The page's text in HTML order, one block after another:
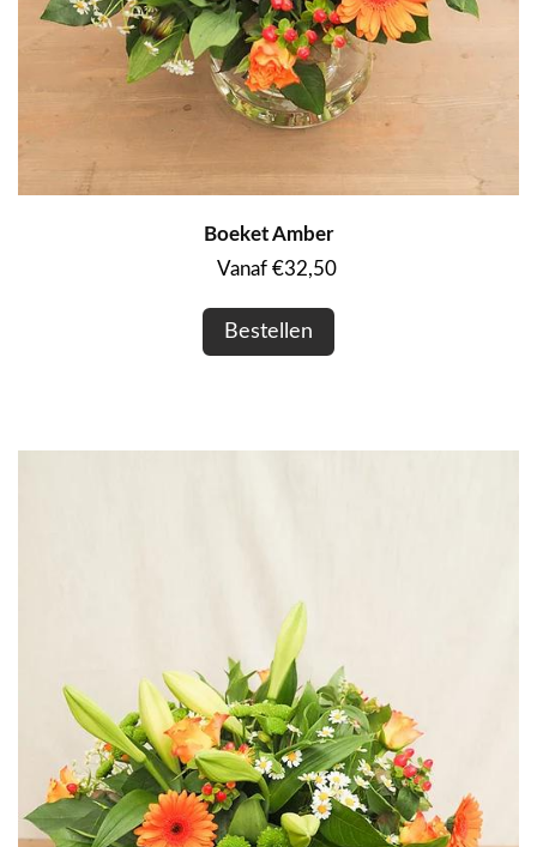
Boeket Amber
Vanaf €32,50
Bestellen